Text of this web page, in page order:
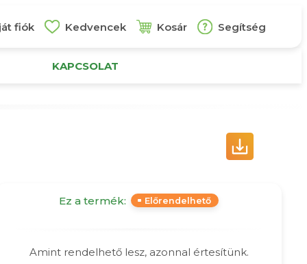
fiók Kedvencek Kosár Segítség
KAPCSOLAT
Ez a termék: Előrendelhető
Amint rendelhető lesz, azonnal értesítünk.